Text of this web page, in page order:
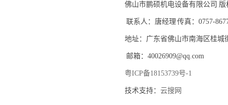
佛山市鹏硕机电设备有限公司 版
联系人：唐经理 传真：0757-
地址：广东省佛山市南海区桂城
邮箱：40026909@qq.com
粤ICP备18153739号-1
技术支持： 云搜网